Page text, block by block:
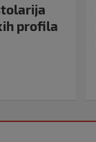
profila